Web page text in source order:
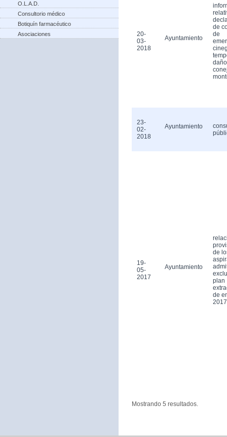
O.L.A.D.
Consultorio médico
Botiquín farmacéutico
Asociaciones
20-
03-
2018
Ayuntamiento
de
de
23-
02-
2018
Ayuntamiento
19-
05-
2017
Ayuntamiento
de
plan
de
2017
Mostrando 5 resultados.